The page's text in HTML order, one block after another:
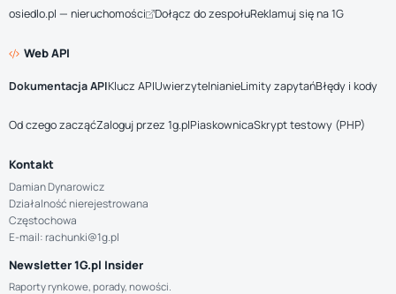
osiedlo.pl — nieruchomości Dołącz do zespołuReklamuj się na 1G
Web API
Dokumentacja APIKlucz APIUwierzytelnianieLimity zapytańBłędy i kody
Od czego zacząćZaloguj przez 1g.plPiaskownicaSkrypt testowy (PHP)
Kontakt
Damian Dynarowicz
Działalność nierejestrowana
Częstochowa
E-mail: rachunki@1g.pl
Newsletter 1G.pl Insider
Raporty rynkowe, porady, nowości.